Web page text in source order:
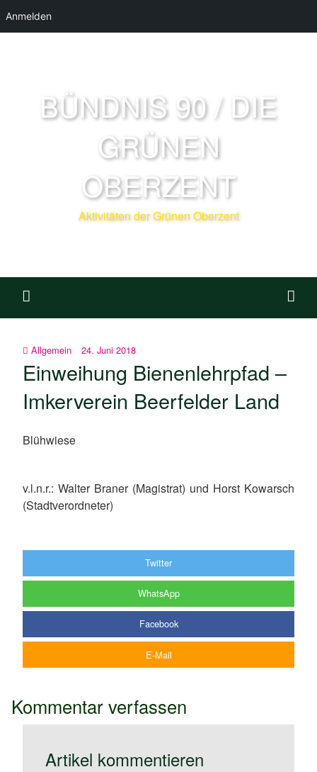
BÜNDNIS 90 / DIE
GRÜNEN
OBERZENT
Aktivitäten der Grünen Oberzent
Allgemein 24. Juni 2018
Einweihung Bienenlehrpfad –
Imkerverein Beerfelder Land
Blühwiese
v.l.n.r.: Walter Braner (Magistrat) und Horst Kowarsch
(Stadtverordneter)
Twitter
WhatsApp
Facebook
E-Mail
Kommentar verfassen
Artikel kommentieren
Anmelden